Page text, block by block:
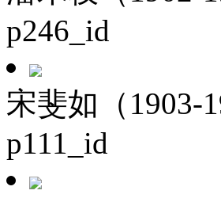
p246_id
宋斐如（1903-
p111_id